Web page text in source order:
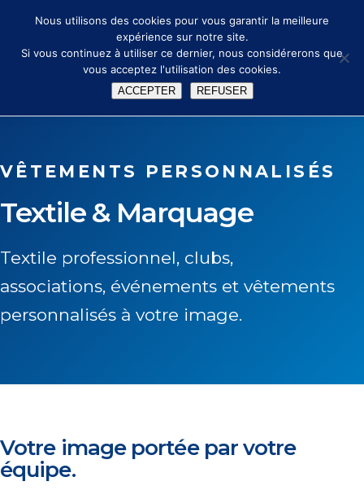
✉ info@peka.design 🔑
VÊTEMENTS PERSONNALISÉS
Textile & Marquage
Textile professionnel, clubs,
associations, événements et vêtements
personnalisés à votre image.
Votre image portée par votre
équipe.
Nous utilisons des cookies pour vous garantir la meilleure
expérience sur notre site.
Si vous continuez à utiliser ce dernier, nous considérerons que
vous acceptez l'utilisation des cookies.
ACCEPTER REFUSER